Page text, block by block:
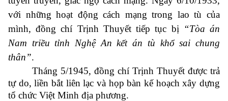
với những hoạt động cách mạng trong lao tù của
mình, đồng chí Trịnh Thuyết tiếp tục bị “Tòa án
Nam triều tỉnh Nghệ An kết án tù khổ sai chung
thân”.
Tháng 5/1945, đồng chí Trịnh Thuyết được trả
tự do, liền bắt liên lạc và họp bàn kế hoạch xây dựng
tổ chức Việt Minh địa phương.